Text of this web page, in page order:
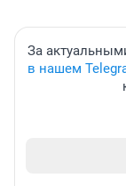
За
в нашем